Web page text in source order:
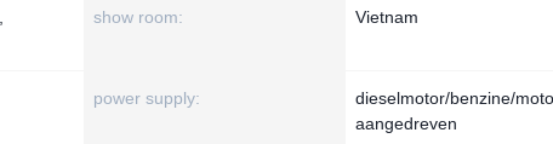
show room: Vietnam
power supply:
dieselmotor/benzine/
aangedreven